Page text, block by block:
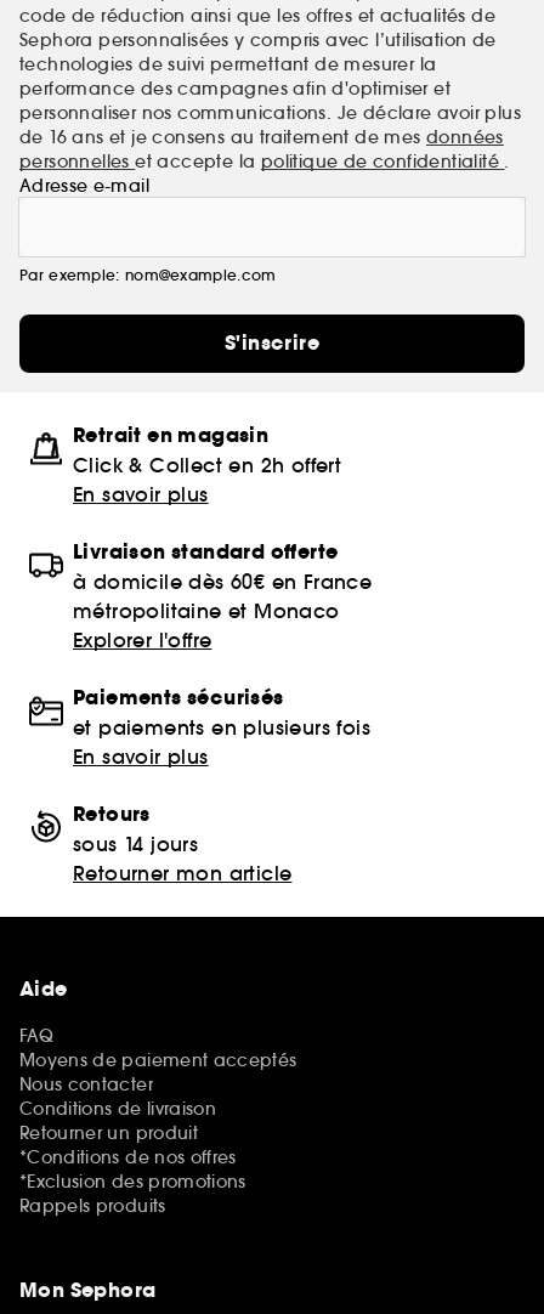
code de réduction ainsi que les offres et actualités de
Sephora personnalisées y compris avec l’utilisation de
technologies de suivi permettant de mesurer la
performance des campagnes afin d'optimiser et
personnaliser nos communications. Je déclare avoir plus
de 16 ans et je consens au traitement de mes données
personnelleset accepte la politique de confidentialité .
Adresse e-mail
Par exemple: nom@example.com
S'inscrire
Retrait en magasin
Click & Collect en 2h offert
En savoir plus
Livraison standard offerte
à domicile dès 60€ en France
métropolitaine et Monaco
Explorer l'offre
Paiements sécurisés
et paiements en plusieurs fois
En savoir plus
Retours
sous 14 jours
Retourner mon article
Aide
FAQ
Moyens de paiement acceptés
Nous contacter
Conditions de livraison
Retourner un produit
*Conditions de nos offres
*Exclusion des promotions
Rappels produits
Mon Sephora